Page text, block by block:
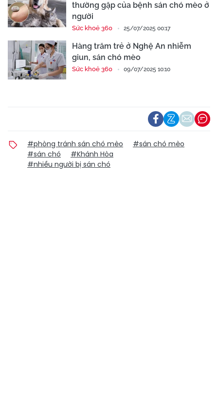
thường gặp của bệnh sán chó mèo ở
người
Sức khoẻ 360 25/07/2025 00:17
Hàng trăm trẻ ở Nghệ An nhiễm
giun, sán chó mèo
Sức khoẻ 360 09/07/2025 10:10
#phòng tránh sán chó mèo
#sán chó mèo
#sán chó
#Khánh Hòa
#nhiều người bị sán chó